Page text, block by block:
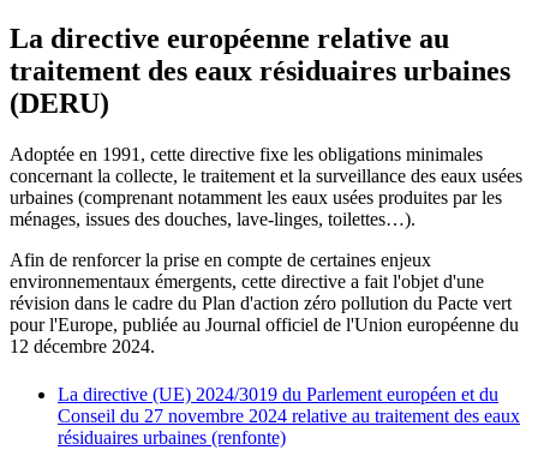
La directive européenne relative au
traitement des eaux résiduaires urbaines
(DERU)
Adoptée en 1991, cette directive fixe les obligations minimales
concernant la collecte, le traitement et la surveillance des eaux usées
urbaines (comprenant notamment les eaux usées produites par les
ménages, issues des douches, lave-linges, toilettes…).
Afin de renforcer la prise en compte de certaines enjeux
environnementaux émergents, cette directive a fait l'objet d'une
révision dans le cadre du Plan d'action zéro pollution du Pacte vert
pour l'Europe, publiée au Journal officiel de l'Union européenne du
12 décembre 2024.
La directive (UE) 2024/3019 du Parlement européen et du
Conseil du 27 novembre 2024 relative au traitement des eaux
résiduaires urbaines (renfonte)